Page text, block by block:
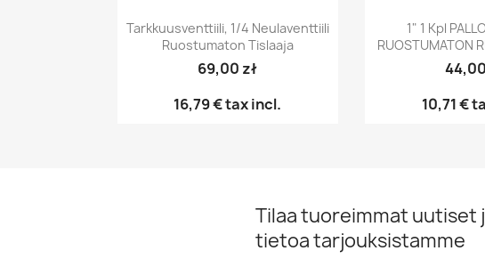
Pikakatselu
Tarkkuusventtiili, 1/4 Neulaventtiili
Ruostumaton Tislaaja
69,00 zł
16,79 €tax incl.

1" 1 Kpl
RUOSTUMATON
10,71 €
Tilaa tuoreimmat uutiset
tietoa tarjouksistamme